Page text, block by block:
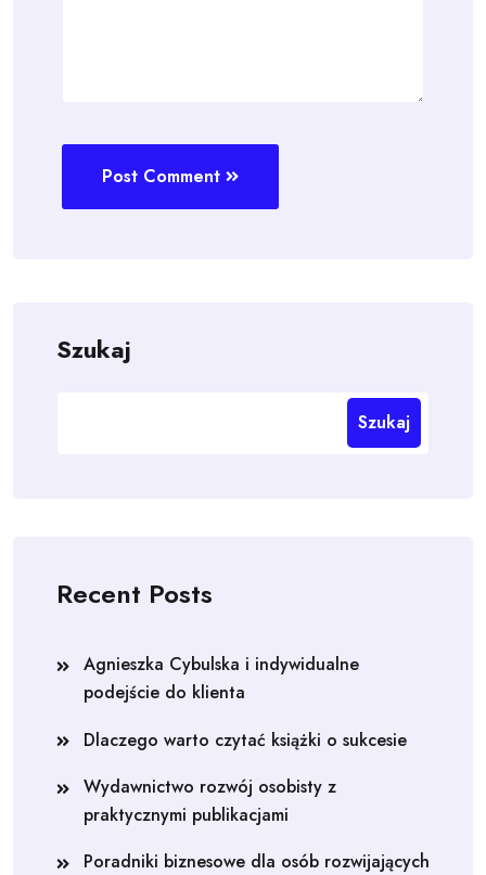
Post Comment
Szukaj
Szukaj
Recent Posts
Agnieszka Cybulska i indywidualne
podejście do klienta
Dlaczego warto czytać książki o sukcesie
Wydawnictwo rozwój osobisty z
praktycznymi publikacjami
Poradniki biznesowe dla osób rozwijających